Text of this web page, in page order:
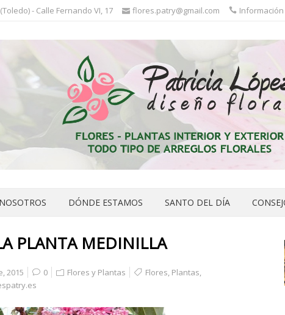
- Calle Fernando VI, 17 flores.patry@gmail.com Información
NOSOTROS DÓNDE ESTAMOS SANTO DEL DÍA
PLANTA MEDINILLA
2015 0 Flores y Plantas Flores, Plantas,